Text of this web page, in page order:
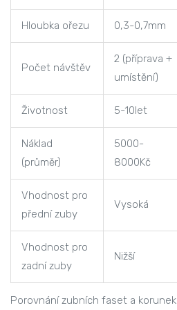
Porovnání zubních faset a korunek
Hloubka ořezu 0,3-0,7mm
Počet návštěv
2 (příprava +
umístění)
Životnost 5-10let
Náklad
(průměr)
5000-
8000Kč
Vhodnost pro
přední zuby
Vysoká
Vhodnost pro
zadní zuby
Nižší